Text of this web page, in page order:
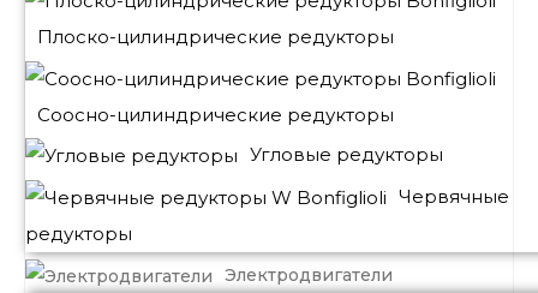
Плоско-цилиндрические редукторы
Соосно-цилиндрические редукторы
Угловые редукторы
Червячные
редукторы
Электродвигатели